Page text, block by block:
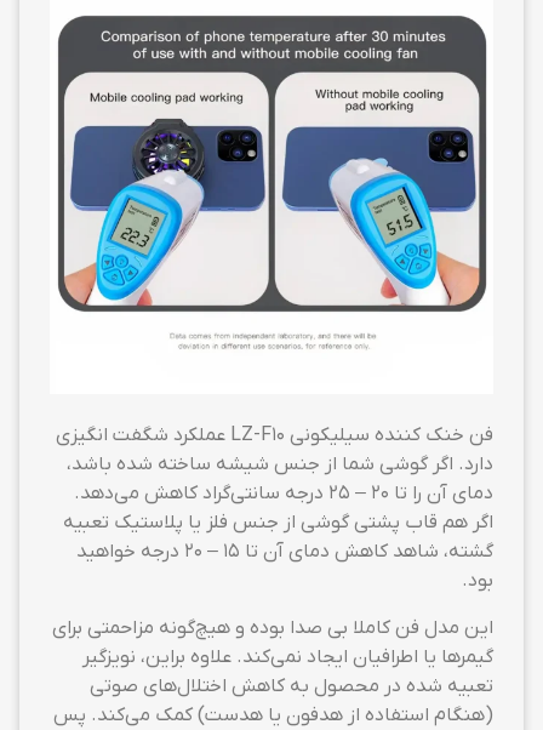
فن خنک کننده سیلیکونی LZ-F10 عملکرد شگفت انگیزی
دارد. اگر گوشی شما از جنس شیشه ساخته شده باشد،
دمای آن را تا 20 – 25 درجه سانتی‌گراد کاهش می‌دهد.
اگر هم قاب پشتی گوشی از جنس فلز یا پلاستیک تعبیه
گشته، شاهد کاهش دمای آن تا 15 – 20 درجه خواهید
بود.
این مدل فن کاملا بی صدا بوده و هیچ‌گونه مزاحمتی برای
گیمرها یا اطرافیان ایجاد نمی‌کند. علاوه براین، نویزگیر
تعبیه شده در محصول به کاهش اختلال‌های صوتی
(هنگام استفاده از هدفون یا هدست) کمک می‌کند. پس